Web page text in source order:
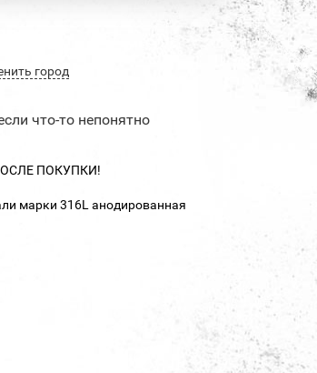
город
что-то непонятно
ПОКУПКИ!
марки 316L анодированная